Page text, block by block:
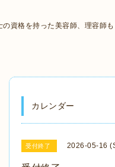
資格を持った美容師、理容師
カレンダー
受付終了 2026-05-16